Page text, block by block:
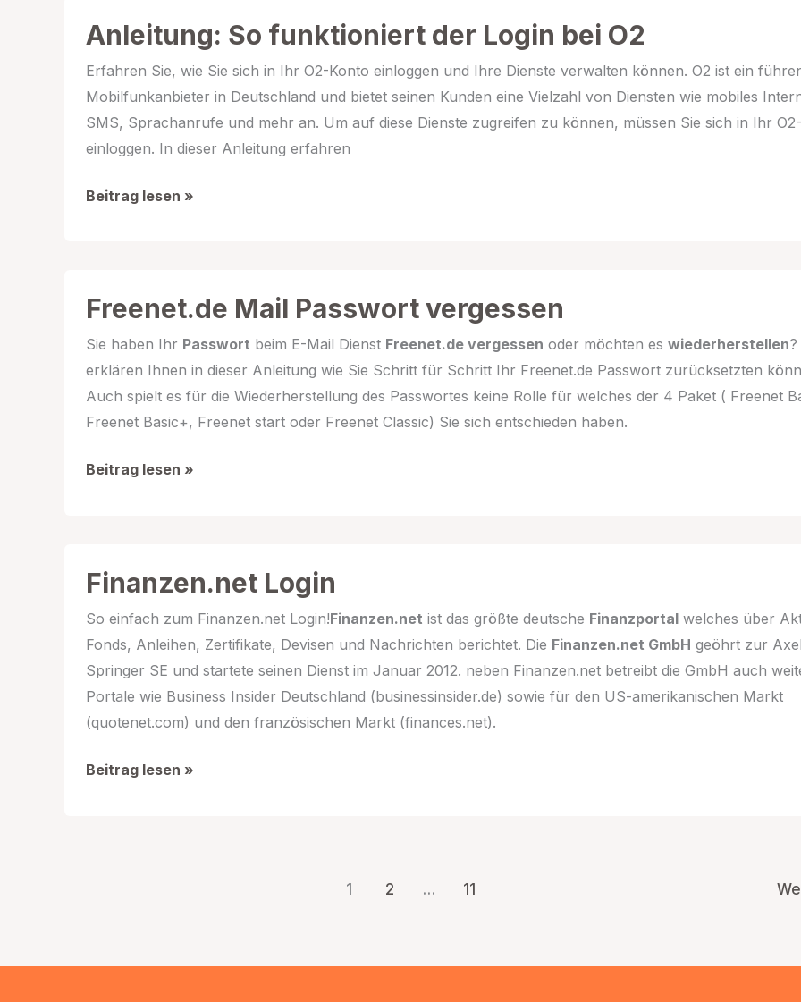
bei
Otto.de
Anleitung: So funktioniert der Login bei O2
Erfahren Sie, wie Sie sich in Ihr O2-Konto einloggen und Ihre Dienste verwalten können. O2 ist ein
Mobilfunkanbieter in Deutschland und bietet seinen Kunden eine Vielzahl von Diensten wie mobiles
SMS, Sprachanrufe und mehr an. Um auf diese Dienste zugreifen zu können, müssen Sie sich in Ihr
einloggen. In dieser Anleitung erfahren
Anleitung:
Login
bei
O2
Beitrag lesen »
Freenet.de Mail Passwort vergessen
Sie haben Ihr Passwort beim E-Mail Dienst Freenet.de vergessen oder möchten es wiederherstellen
erklären Ihnen in dieser Anleitung wie Sie Schritt für Schritt Ihr Freenet.de Passwort zurücksetzten
Auch spielt es für die Wiederherstellung des Passwortes keine Rolle für welches der 4 Paket ( Freenet
Freenet Basic+, Freenet start oder Freenet Classic) Sie sich entschieden haben.
Freenet.de
Beitrag lesen »
Finanzen.net Login
So einfach zum Finanzen.net Login!Finanzen.net ist das größte deutsche Finanzportal welches über
Fonds, Anleihen, Zertifikate, Devisen und Nachrichten berichtet. Die Finanzen.net GmbH geöhrt zur Axel
Springer SE und startete seinen Dienst im Januar 2012. neben Finanzen.net betreibt die GmbH auch
Portale wie Business Insider Deutschland (businessinsider.de) sowie für den US-amerikanischen Markt
(quotenet.com) und den französischen Markt (finances.net).
Finanzen.net
Beitrag lesen »
1 2 … 11